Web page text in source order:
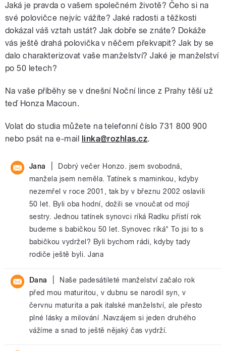
Jaká je pravda o vašem společném životě? Čeho si na
své polovičce nejvíc vážíte? Jaké radosti a těžkosti
dokázal váš vztah ustát? Jak dobře se znáte? Dokáže
vás ještě drahá polovička v něčem překvapit? Jak by se
dalo charakterizovat vaše manželství? Jaké je manželství
po 50 letech?
Na vaše příběhy se v dnešní Noční lince z Prahy těší už
teď Honza Macoun.
Volat do studia můžete na telefonní číslo 731 800 900
nebo psát na e-mail linka@rozhlas.cz.
Jana
Dobrý večer Honzo. jsem svobodná,
manžela jsem neměla. Tatínek s maminkou, kdyby
nezemřel v roce 2001, tak by v březnu 2002 oslavili
50 let. Byli oba hodní, dožili se vnoučat od mojí
sestry. Jednou tatínek synovci ríká Radku přístí rok
budeme s babičkou 50 let. Synovec ríká" To jsi to s
babičkou vydržel? Byli bychom rádi, kdyby tady
rodiče ještě byli. Jana
Dana
Naše padesátileté manželství začalo rok
před mou maturitou, v dubnu se narodil syn, v
červnu maturita a pak italské manželství, ale přesto
plné lásky a milování .Navzájem si jeden druhého
vážíme a snad to ještě nějaký čas vydrží.